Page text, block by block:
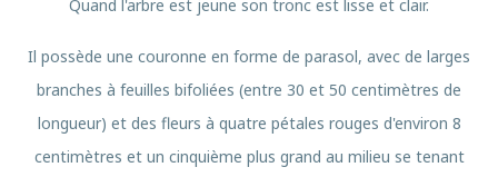
Quand l'arbre est jeune son tronc est lisse et clair.
Il possède une couronne en forme de parasol, avec de larges
branches à feuilles bifoliées (entre 30 et 50 centimètres de
longueur) et des fleurs à quatre pétales rouges d'environ 8
centimètres et un cinquième plus grand au milieu se tenant